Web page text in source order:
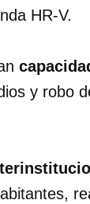
HR-V.
y robo